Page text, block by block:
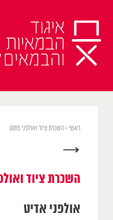
ראשי > השכרת ציוד ואולפני פוסט
→
השכרת ציוד
אולפני אדיט